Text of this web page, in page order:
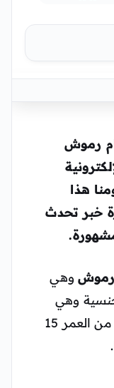
رموش
هذا
خبر تحدث
رموشوهي
وهي
من مواليد 2007 ميلادية, وتبلغ من العمر 15